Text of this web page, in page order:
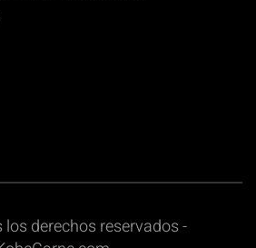
los derechos reservados -